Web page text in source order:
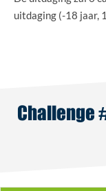
uitdaging (-18 jaar,
Challenge